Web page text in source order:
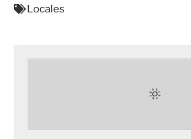
Locales